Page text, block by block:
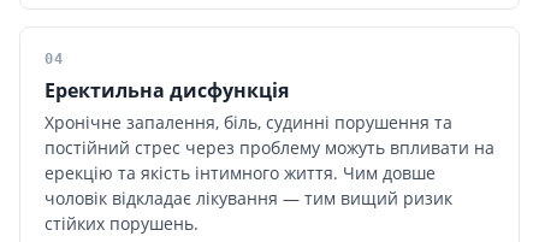
04
Еректильна дисфункція
Хронічне запалення, біль, судинні порушення та
постійний стрес через проблему можуть впливати на
ерекцію та якість інтимного життя. Чим довше
чоловік відкладає лікування — тим вищий ризик
стійких порушень.